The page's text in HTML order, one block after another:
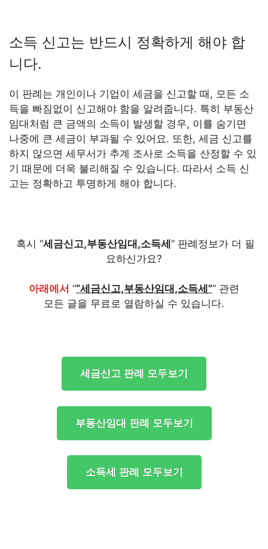
소득 신고는 반드시 정확하게 해야 합
니다.
이 판례는 개인이나 기업이 세금을 신고할 때, 모든 소
득을 빠짐없이 신고해야 함을 알려줍니다. 특히 부동산
임대처럼 큰 금액의 소득이 발생할 경우, 이를 숨기면
나중에 큰 세금이 부과될 수 있어요. 또한, 세금 신고를
하지 않으면 세무서가 추계 조사로 소득을 산정할 수 있
기 때문에 더욱 불리해질 수 있습니다. 따라서 소득 신
고는 정확하고 투명하게 해야 합니다.
혹시 “세금신고,부동산임대,소득세” 판례정보가 더 필
요하신가요?
아래에서 ““세금신고,부동산임대,소득세”” 관련
모든 글을 무료로 열람하실 수 있습니다.
세금신고 판례 모두보기
부동산임대 판례 모두보기
소득세 판례 모두보기